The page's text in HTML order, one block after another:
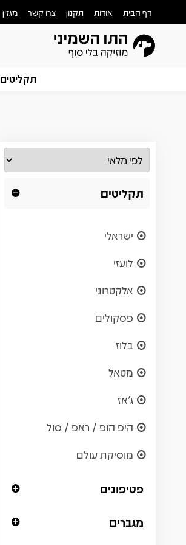
דף הבית אודות תקנון צרו קשר מגזין
תקליטים
תקליטים
ישראלי
לועזי
אלקטרוני
פסקולים
בלוז
מטאל
ג'אז
היפ הופ / ראפ / סול
מוסיקת עולם
פטיפונים
מגברים